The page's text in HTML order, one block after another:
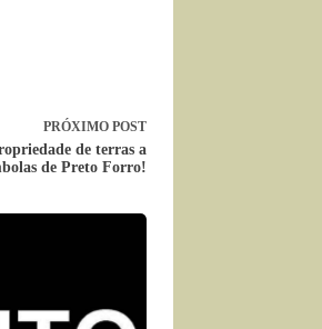
PRÓXIMO POST
de terras a
de Preto Forro!